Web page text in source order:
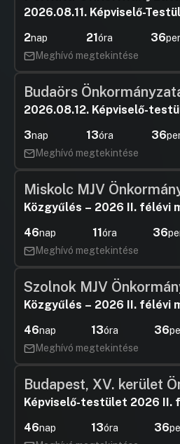
2026.08.11. Képviselő-
2nap 21óra 36
Meghívó megtekintése
Budaörs
2026.08.12. Képviselő-
3nap 13óra 36
Meghívó megtekintése
Miskolc MJV
Közgyűlés – 2026 II. félévi
46nap 11óra 36
Meghívó megtekintése
Szolnok MJV
Közgyűlés – 2026 II. félévi
46nap 13óra 36
Meghívó megtekintése
Budapest, XV. kerület
Képviselő-testület 2026 II.
46nap 13óra 36